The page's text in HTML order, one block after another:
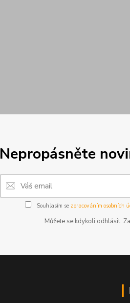
Nepropásněte
Souhlasím se zpracováním osobních
Můžete se kdykoli odhlásit.